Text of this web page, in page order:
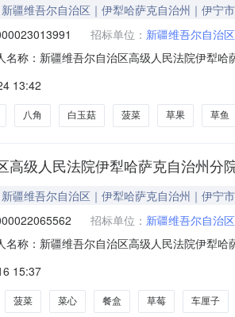
新疆维吾尔自治区｜伊犁哈萨克自治州｜伊宁市
招标单位： 新疆维吾尔自治
名称：新疆维吾尔自治区高级人民法院伊犁
附件公斤1.0021348.9121348.91服务要求或
13:42
八角 白玉菇 菠菜 草果 草鱼
高级人民法院伊犁哈萨克自治州分
新疆维吾尔自治区｜伊犁哈萨克自治州｜伊宁市
招标单位： 新疆维吾尔自治
名称：新疆维吾尔自治区高级人民法院伊犁
品详见附件公斤1.0023127.3423127.34服务
15:37
菠菜 菜心 餐盒 草莓 车厘子